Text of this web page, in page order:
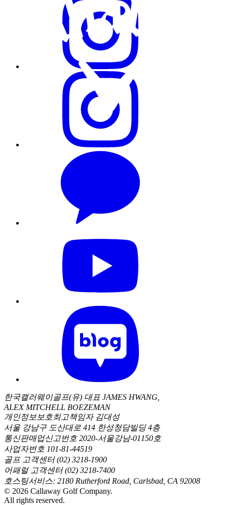
한국캘러웨이골프(유) 대표 JAMES HWANG,
ALEX MITCHELL BOEZEMAN
개인정보보호최고책임자 김대성
서울 강남구 도산대로 414 한성청담빌딩 4층
통신판매업신고번호 2020-서울강남-01150호
사업자번호 101-81-44519
골프 고객센터 (02) 3218-1900
어패럴 고객센터 (02) 3218-7400
호스팅서비스: 2180 Rutherford Road, Carlsbad, CA 92008
© 2026 Callaway Golf Company.
All rights reserved.